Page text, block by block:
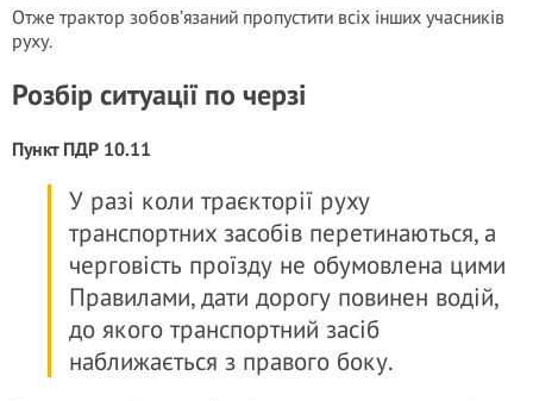
Отже трактор зобов’язаний пропустити всіх інших учасників
руху.
Розбір ситуації по черзі
Пункт ПДР 10.11
У разі коли траєкторії руху
транспортних засобів перетинаються, а
черговість проїзду не обумовлена цими
Правилами, дати дорогу повинен водій,
до якого транспортний засіб
наближається з правого боку.